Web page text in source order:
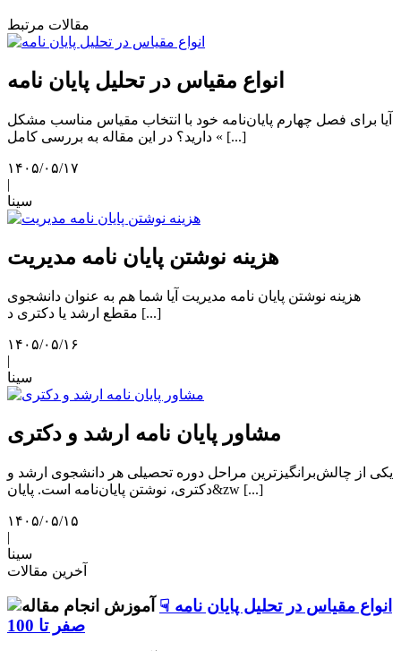
مقالات مرتبط
انواع مقیاس در تحلیل پایان نامه
آیا برای فصل چهارم پایان‌نامه خود با انتخاب مقیاس مناسب مشکل
دارید؟ در این مقاله به بررسی کامل « [...]
۱۴۰۵/۰۵/۱۷
|
سینا
هزینه نوشتن پایان نامه مدیریت
هزینه نوشتن پایان نامه مدیریت آیا شما هم به عنوان دانشجوی
مقطع ارشد یا دکتری د [...]
۱۴۰۵/۰۵/۱۶
|
سینا
مشاور پایان نامه ارشد و دکتری
یکی از چالش‌برانگیزترین مراحل دوره تحصیلی هر دانشجوی ارشد و
دکتری، نوشتن پایان‌نامه است. پایان&zw [...]
۱۴۰۵/۰۵/۱۵
|
سینا
آخرین مقالات
انواع مقیاس در تحلیل پایان نامه ☟
صفر تا 100